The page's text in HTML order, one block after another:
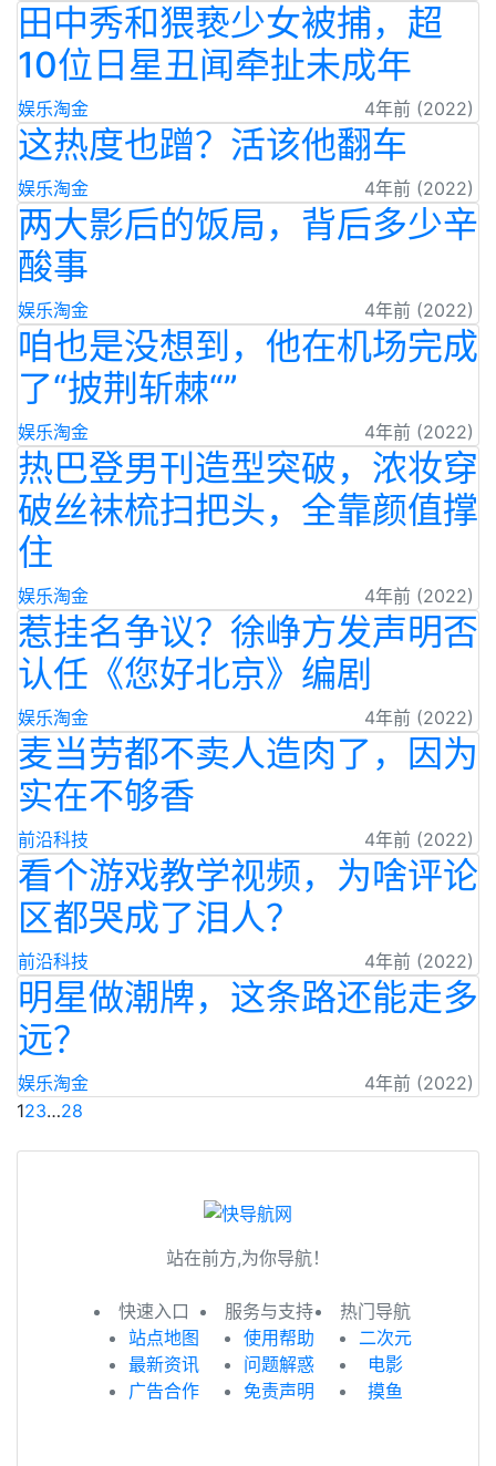
田中秀和猥亵少女被捕，超
10位日星丑闻牵扯未成年
娱乐淘金 4年前 (2022)
这热度也蹭？活该他翻车
娱乐淘金 4年前 (2022)
两大影后的饭局，背后多少辛
酸事
娱乐淘金 4年前 (2022)
咱也是没想到，他在机场完成
了“披荆斩棘“”
娱乐淘金 4年前 (2022)
热巴登男刊造型突破，浓妆穿
破丝袜梳扫把头，全靠颜值撑
住
娱乐淘金 4年前 (2022)
惹挂名争议？徐峥方发声明否
认任《您好北京》编剧
娱乐淘金 4年前 (2022)
麦当劳都不卖人造肉了，因为
实在不够香
前沿科技 4年前 (2022)
看个游戏教学视频，为啥评论
区都哭成了泪人？
前沿科技 4年前 (2022)
明星做潮牌，这条路还能走多
远？
娱乐淘金
4年前 (2022)
123…28
站在前方,为你导航！
快速入口
站点地图
最新资讯
广告合作
服务与支持
使用帮助
问题解惑
免责声明
热门导航
二次元
电影
摸鱼